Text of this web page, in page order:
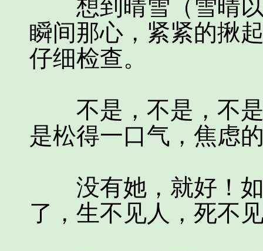
想到晴雪（雪晴以
瞬间那心，紧紧的揪
仔细检查。
不是，不是，不是
是松得一口气，焦虑
没有她，就好！如
了，生不见人，死不